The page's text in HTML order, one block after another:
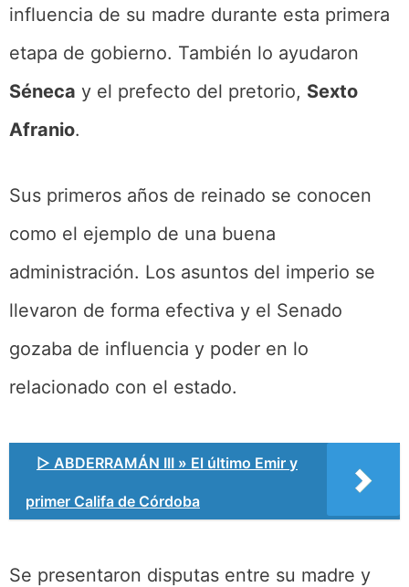
influencia de su madre durante esta primera
etapa de gobierno. También lo ayudaron
Séneca y el prefecto del pretorio, Sexto
Afranio.
Sus primeros años de reinado se conocen
como el ejemplo de una buena
administración. Los asuntos del imperio se
llevaron de forma efectiva y el Senado
gozaba de influencia y poder en lo
relacionado con el estado.
▷ ABDERRAMÁN III » El último Emir y
primer Califa de Córdoba
Se presentaron disputas entre su madre y